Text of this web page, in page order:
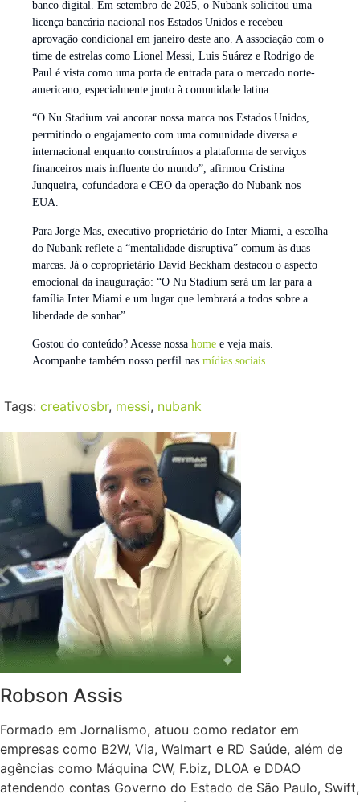
banco digital. Em setembro de 2025, o Nubank solicitou uma
licença bancária nacional nos Estados Unidos e recebeu
aprovação condicional em janeiro deste ano. A associação com o
time de estrelas como Lionel Messi, Luis Suárez e Rodrigo de
Paul é vista como uma porta de entrada para o mercado norte-
americano, especialmente junto à comunidade latina.
“O Nu Stadium vai ancorar nossa marca nos Estados Unidos,
permitindo o engajamento com uma comunidade diversa e
internacional enquanto construímos a plataforma de serviços
financeiros mais influente do mundo”, afirmou Cristina
Junqueira, cofundadora e CEO da operação do Nubank nos
EUA.
Para Jorge Mas, executivo proprietário do Inter Miami, a escolha
do Nubank reflete a “mentalidade disruptiva” comum às duas
marcas. Já o coproprietário David Beckham destacou o aspecto
emocional da inauguração: “O Nu Stadium será um lar para a
família Inter Miami e um lugar que lembrará a todos sobre a
liberdade de sonhar”.
Gostou do conteúdo? Acesse nossa home e veja mais.
Acompanhe também nosso perfil nas mídias sociais
Tags: creativosbr, messi, nubank
Robson Assis
Formado em Jornalismo, atuou como redator em
empresas como B2W, Via, Walmart e RD Saúde, além de
agências como Máquina CW, F.biz, DLOA e DDAO
atendendo contas Governo do Estado de São Paulo, Swift,